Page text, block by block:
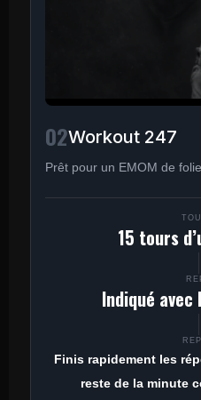
02Workout 247
Prêt pour un EMOM de
15 tours
Indiqué
Finis rapidement les
reste de la minute